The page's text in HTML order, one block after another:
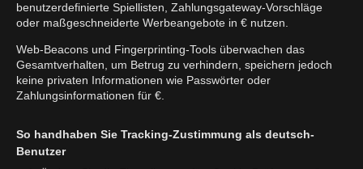
benutzerdefinierte Spiellisten, Zahlungsgateway-Vorschläge
oder maßgeschneiderte Werbeangebote in € nutzen.
Web-Beacons und Fingerprinting-Tools überwachen das
Gesamtverhalten, um Betrug zu verhindern, speichern jedoch
keine privaten Informationen wie Passwörter oder
Zahlungsinformationen für €.
So handhaben Sie Tracking-Zustimmung als deutsch-
Benutzer